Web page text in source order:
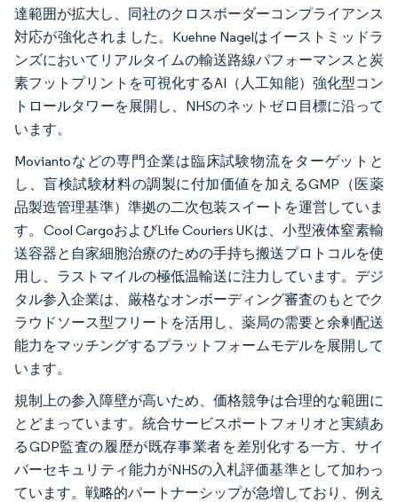
達範囲が拡大し、同社のクロスボーダーコンプライアンス
対応が強化されました。Kuehne Nagelはイーストミッドラ
ンズにおいてリアルタイムの輸送路線パフォーマンスと炭
素フットプリントを可視化するAI（人工知能）強化型コン
トロールタワーを展開し、NHSのネットゼロ目標に沿って
います。
Moviantoなどの専門企業は臨床試験物流をターゲットと
し、盲検試験材料の調製に付加価値を加えるGMP（医薬
品製造管理基準）準拠の二次包装スイートを運営していま
す。Cool CargoおよびLife Couriers UKは、小型液体窒素輸
送容器と自家細胞治療のための手持ち搬送プロトコルを使
用し、ラストマイルの極低温輸送に注力しています。デジ
タル参入企業は、厳格なオンボーディング審査のもとでク
ラウドソース型フリートを活用し、薬局の需要と余剰配送
能力をマッチングするプラットフォームモデルを展開して
います。
規制上の参入障壁が高いため、価格競争は合理的な範囲に
とどまっています。統合サービスポートフォリオと実績あ
るGDP監査の履歴が既存事業者を差別化する一方、サイ
バーセキュリティ能力がNHSの入札評価基準として加わっ
ています。戦略的パートナーシップが急増しており、例え